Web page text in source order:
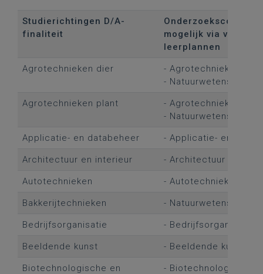
Studierichtingen D/A-
finaliteit
mogelijk via
leerplannen
Agrotechnieken dier
- Agrotechnieken dier
-
Agrotechnieken plant
- Agrotechnieken
-
Applicatie- en databeheer - Applicatie- en
Architectuur en interieur - Architectuur en
Autotechnieken - Autotechnieken
Bakkerijtechnieken -
Bedrijfsorganisatie - Bedrijfsorganisatie
Beeldende kunst - Beeldende kunst
Biotechnologische en
- Biotechnologische